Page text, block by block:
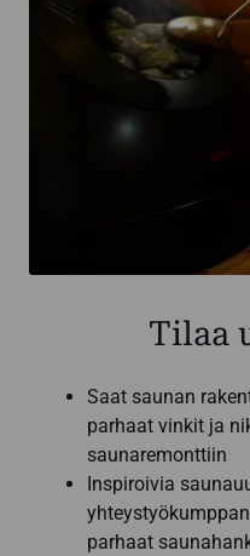
Tilaa
Saat saunan
parhaat vinkit ja
saunaremonttiin
Inspiroivia
parhaat